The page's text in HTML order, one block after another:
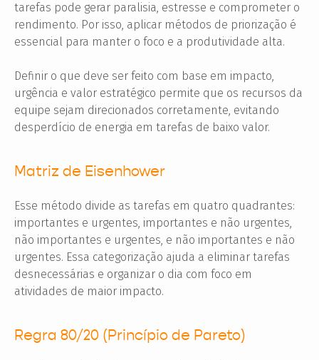
tarefas pode gerar paralisia, estresse e comprometer o
rendimento. Por isso, aplicar métodos de priorização é
essencial para manter o foco e a produtividade alta.
Definir o que deve ser feito com base em impacto,
urgência e valor estratégico permite que os recursos da
equipe sejam direcionados corretamente, evitando
desperdício de energia em tarefas de baixo valor.
Matriz de Eisenhower
Esse método divide as tarefas em quatro quadrantes:
importantes e urgentes, importantes e não urgentes,
não importantes e urgentes, e não importantes e não
urgentes. Essa categorização ajuda a eliminar tarefas
desnecessárias e organizar o dia com foco em
atividades de maior impacto.
Regra 80/20 (Princípio de Pareto)